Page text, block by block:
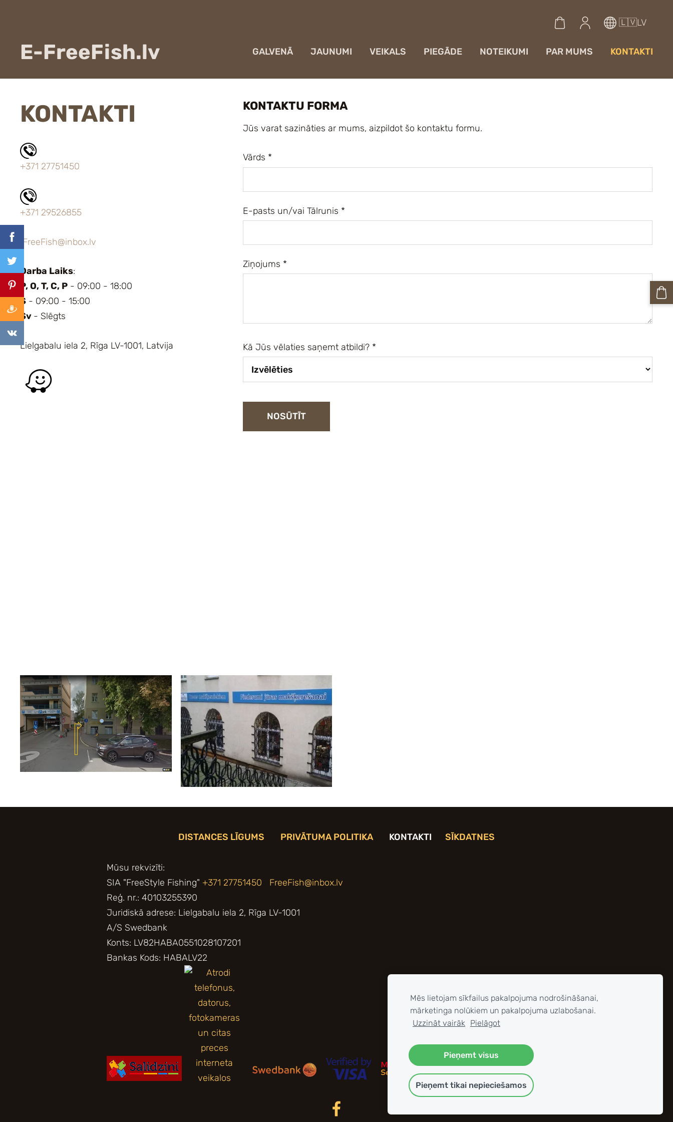
E-FreeFish.lv GALVENĀ JAUNUMI VEIKALS PIEGĀDE NOTEIKUMI PAR MUMS KONTAKTI
🇱🇻LV
KONTAKTI
+371 27751450
+371 29526855
FreeFish@inbox.lv
Darba Laiks:
P, O, T, C, P - 09:00 - 18:00
S - 09:00 - 15:00
Sv - Slēgts
Lielgabalu iela 2, Rīga LV-1001, Latvija
KONTAKTU FORMA
Jūs varat sazināties ar mums, aizpildot šo kontaktu formu.
Vārds *
E-pasts un/vai Tālrunis *
Ziņojums *
Kā Jūs vēlaties saņemt atbildi? *
DISTANCES LĪGUMS PRIVĀTUMA POLITIKA KONTAKTI SĪKDATNES
Mūsu rekvizīti:
SIA "FreeStyle Fishing"+371 27751450
FreeFish@inbox.lv
Reģ. nr.: 40103255390
Juridiskā adrese: Lielgabalu iela 2, Rīga LV-1001
A/S Swedbank
Konts: LV82HABA0551028107201
Bankas Kods: HABALV22
Mēs lietojam sīkfailus pakalpojuma nodrošināšanai,
mārketinga nolūkiem un pakalpojuma uzlabošanai.
Uzzināt vairāk Pielāgot
Pieņemt visus
Pieņemt tikai nepieciešamos